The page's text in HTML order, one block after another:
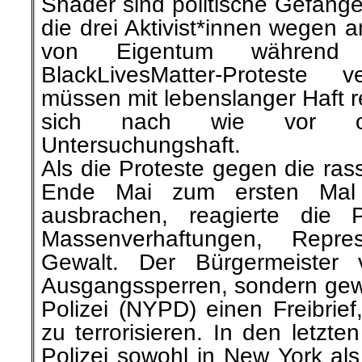
die drei Aktivist*innen wegen
von Eigentum während
BlackLivesMatter-
müssen mit lebenslanger Haft
sich nach wie vor
Untersuchungshaft.
Als die Proteste gegen die
Ende Mai zum ersten
ausbrachen, reagierte die
Massenverhaftungen,
Gewalt. Der Bürgermeister
Ausgangssperren, sondern
Polizei (NYPD) einen
zu terrorisieren. In den
Polizei sowohl in New York